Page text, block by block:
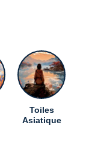
Toiles
Asiatique